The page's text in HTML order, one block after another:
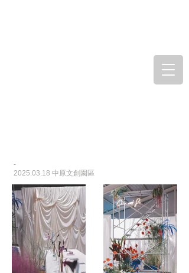
-
2025.03.18 中原文創園區